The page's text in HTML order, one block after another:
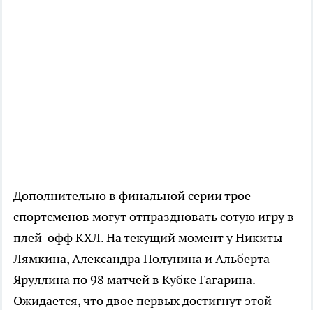
Дополнительно в финальной серии трое
спортсменов могут отпраздновать сотую игру в
плей-офф КХЛ. На текущий момент у Никиты
Лямкина, Александра Полунина и Альберта
Яруллина по 98 матчей в Кубке Гагарина.
Ожидается, что двое первых достигнут этой